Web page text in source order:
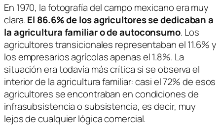
En 1970, la fotografía del campo mexicano era muy
clara.El 86.6% de los agricultores se dedicaban a
la agricultura familiar o de autoconsumo. Los
agricultores transicionales representaban el 11.6% y
los empresarios agrícolas apenas el 1.8%. La
situación era todavía más crítica si se observa el
interior de la agricultura familiar: casi el 72% de esos
agricultores se encontraban en condiciones de
infrasubsistencia o subsistencia, es decir, muy
lejos de cualquier lógica comercial.